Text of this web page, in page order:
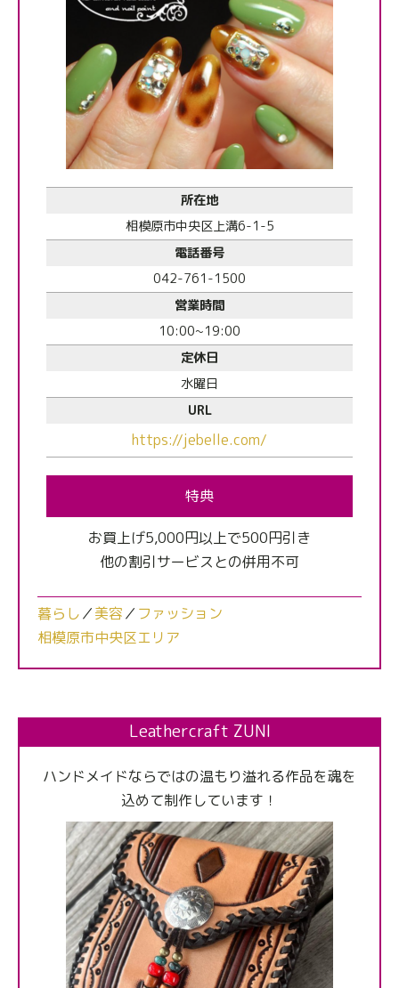
所在地
相模原市中央区上溝6-1-5
電話番号
042-761-1500
営業時間
10:00~19:00
定休日
水曜日
URL
https://jebelle.com/
特典
お買上げ5,000円以上で500円引き
他の割引サービスとの併用不可
暮らし／美容／ ファッション
相模原市中央区エリア
Leathercraft ZUNI
ハンドメイドならではの温もり溢れる作品を魂を
込めて制作しています！